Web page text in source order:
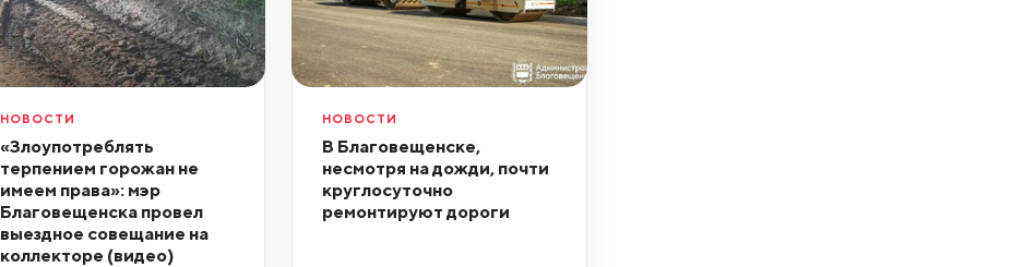
НОВОСТИ
«Злоупотреблять
терпением горожан не
имеем права»: мэр
Благовещенска провел
выездное совещание на
коллекторе (видео)
НОВОСТИ
В Благовещенске,
несмотря на дожди, почти
круглосуточно
ремонтируют дороги